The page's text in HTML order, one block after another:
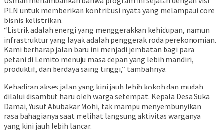
PLN untuk memberikan kontribusi nyata yang melampaui core
bisnis kelistrikan.
“Listrik adalah energi yang menggerakkan kehidupan, namun
infrastruktur yang layak adalah penggerak roda perekonomian.
Kami berharap jalan baru ini menjadi jembatan bagi para
petani di Lemito menuju masa depan yang lebih mandiri,
produktif, dan berdaya saing tinggi,” tambahnya.
Kehadiran akses jalan yang kini jauh lebih kokoh dan mudah
dilalui disambut haru oleh warga setempat. Kepala Desa Suka
Damai, Yusuf Abubakar Mohi, tak mampu menyembunyikan
rasa bahagianya saat melihat langsung aktivitas warganya
yang kini jauh lebih lancar.